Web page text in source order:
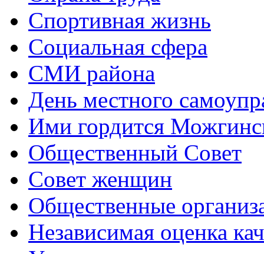
Спортивная жизнь
Социальная сфера
СМИ района
День местного
Ими гордится
Общественный Совет
Совет женщин
Общественные
Независимая оценка